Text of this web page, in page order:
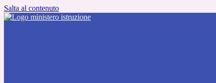
Salta al contenuto